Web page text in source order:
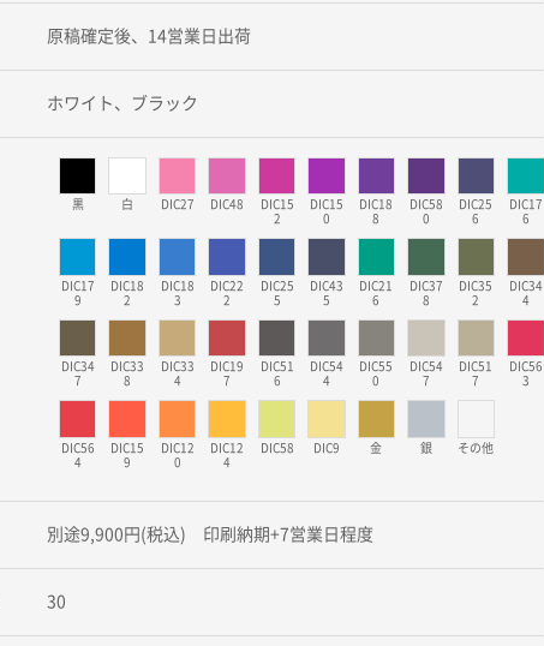
原稿確定後、14営業日出荷
ホワイト、ブラック
黒 白 DIC27 DIC48
DIC15
2
DIC15
0
DIC18
8
DIC58
0
DIC25
6
DIC17
6
DIC17
9
DIC18
2
DIC18
3
DIC22
2
DIC25
5
DIC43
5
DIC21
6
DIC37
8
DIC35
2
DIC34
4
DIC34
7
DIC33
8
DIC33
4
DIC19
7
DIC51
6
DIC54
4
DIC55
0
DIC54
7
DIC51
7
DIC56
3
DIC56
4
DIC15
9
DIC12
0
DIC12
4
DIC58 DIC9 金 銀 その他
別途9,900円(税込) 印刷納期+7営業日程度
30